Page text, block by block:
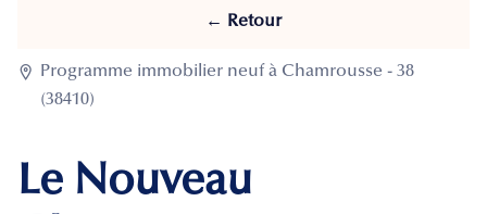
← Retour

Programme immobilier neuf à Chamrousse - 38
(38410)
Le Nouveau